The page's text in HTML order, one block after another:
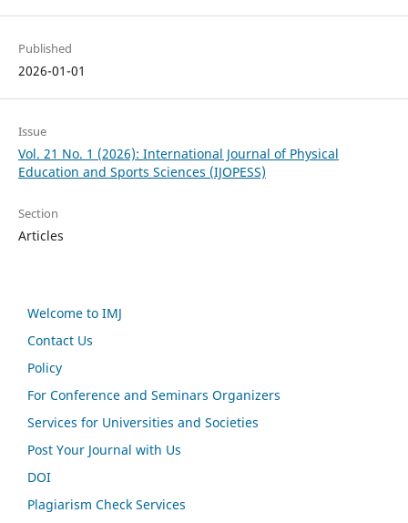
Published
2026-01-01
Issue
Vol. 21 No. 1 (2026): International Journal of Physical
Education and Sports Sciences (IJOPESS)
Section
Articles
Welcome to IMJ
Contact Us
Policy
For Conference and Seminars Organizers
Services for Universities and Societies
Post Your Journal with Us
DOI
Plagiarism Check Services